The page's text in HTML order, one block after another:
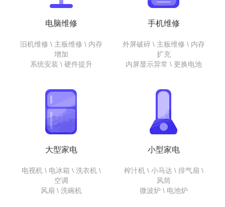
电脑维修
旧机维修 \ 主板维修 \ 内存
增加
系统安装 \ 硬件提升
手机维修
外屏破碎 \ 主板维修 \ 内存
扩充
内屏显示异常 \ 更换电池
大型家电
电视机 \ 电冰箱 \ 洗衣机 \
空调
风扇 \ 洗碗机
小型家电
榨汁机 \ 小马达 \ 排气扇 \
风筒
微波炉 \ 电池炉